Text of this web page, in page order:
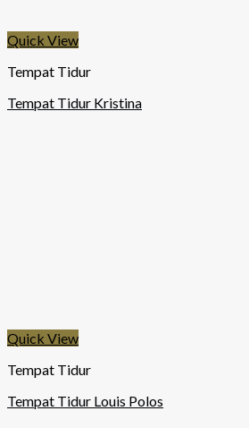
Quick View
Tempat Tidur
Tempat Tidur Kristina
Quick View
Tempat Tidur
Tempat Tidur Louis Polos